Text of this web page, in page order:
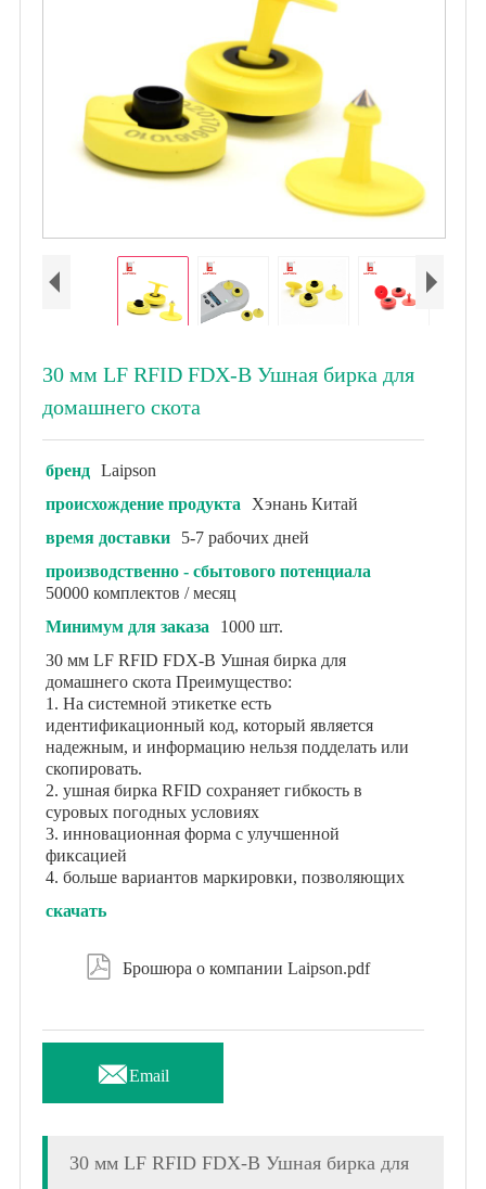
30 мм LF RFID FDX-B Ушная бирка для
домашнего скота
бренд Laipson
происхождение продукта
Хэнань Китай
время доставки
5-7 рабочих дней
производственно - сбытового потенциала
50000 комплектов / месяц
Минимум для заказа
1000 шт.
30 мм LF RFID FDX-B Ушная бирка для
домашнего скота Преимущество:
1. На системной этикетке есть
идентификационный код, который является
надежным, и информацию нельзя подделать или
скопировать.
2. ушная бирка RFID сохраняет гибкость в
суровых погодных условиях
3. инновационная форма с улучшенной
фиксацией
4. больше вариантов маркировки, позволяющих
скачать
 Брошюра о компании Laipson.pdf
Email
30 мм LF RFID FDX-B Ушная бирка для